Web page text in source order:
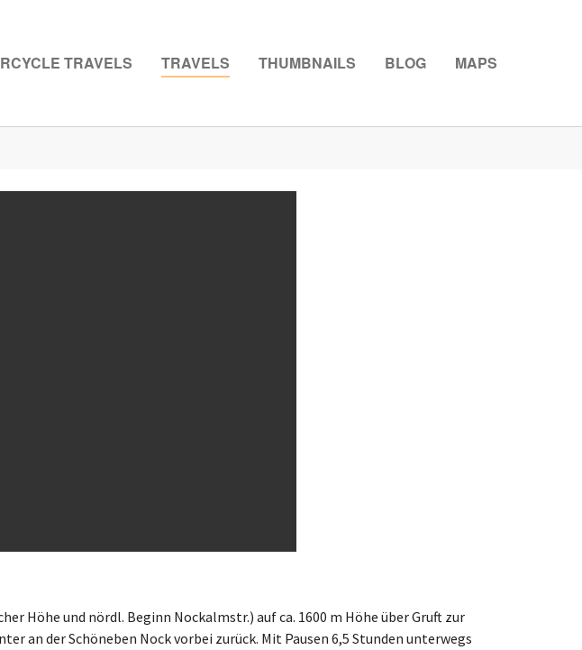
TRAVELS TRAVELS THUMBNAILS BLOG MAPS
Höhe und nördl. Beginn Nockalmstr.) auf ca. 1600 m Höhe über Gruft zur
an der Schöneben Nock vorbei zurück. Mit Pausen 6,5 Stunden unterwegs